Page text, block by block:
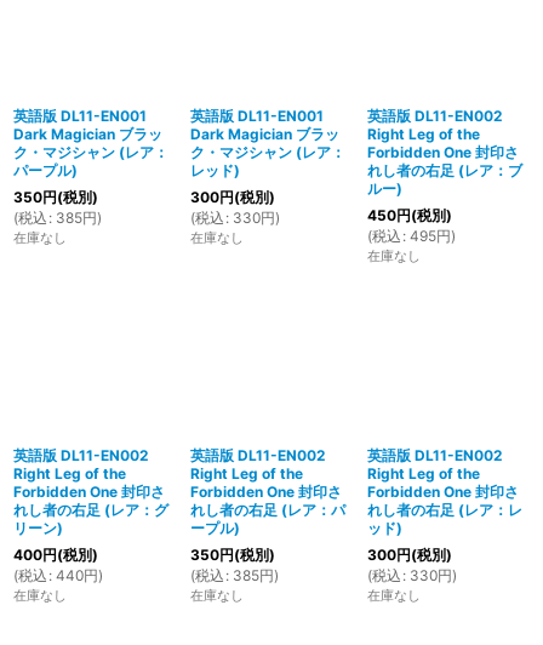
英語版 DL11-EN001
Dark Magician ブラッ
ク・マジシャン (レア：
パープル)
350円(税別)
(税込 : 385円)
在庫なし
英語版 DL11-EN001
Dark Magician ブラッ
ク・マジシャン (レア：
レッド)
300円(税別)
(税込 : 330円)
在庫なし
英語版 DL11-EN002
Right Leg of the
Forbidden One 封印さ
れし者の右足 (レア：ブ
ルー)
450円(税別)
(税込 : 495円)
在庫なし
英語版 DL11-EN002
Right Leg of the
Forbidden One 封印さ
れし者の右足 (レア：グ
リーン)
400円(税別)
(税込 : 440円)
在庫なし
英語版 DL11-EN002
Right Leg of the
Forbidden One 封印さ
れし者の右足 (レア：パ
ープル)
350円(税別)
(税込 : 385円)
在庫なし
英語版 DL11-EN002
Right Leg of the
Forbidden One 封印さ
れし者の右足 (レア：レ
ッド)
300円(税別)
(税込 : 330円)
在庫なし